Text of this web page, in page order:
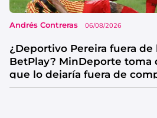
Andrés Contreras 06/08/2026
¿Deportivo Pereira fuera de
BetPlay? MinDeporte toma
que lo dejaría fuera de